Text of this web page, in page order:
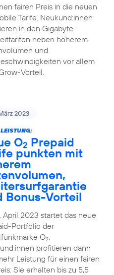
fairen Preis in die neuen
Tarife. Neukund:innen
in den Gigabyte-
neben höherem
und
vor allem
Vorteil.
2023
O2 Prepaid
punkten mit
Bonus-Vorteil
April 2023 startet das neue
Portfolio der
O2.
profitieren dann
Leistung für einen fairen
Sie erhalten bis zu 5,5